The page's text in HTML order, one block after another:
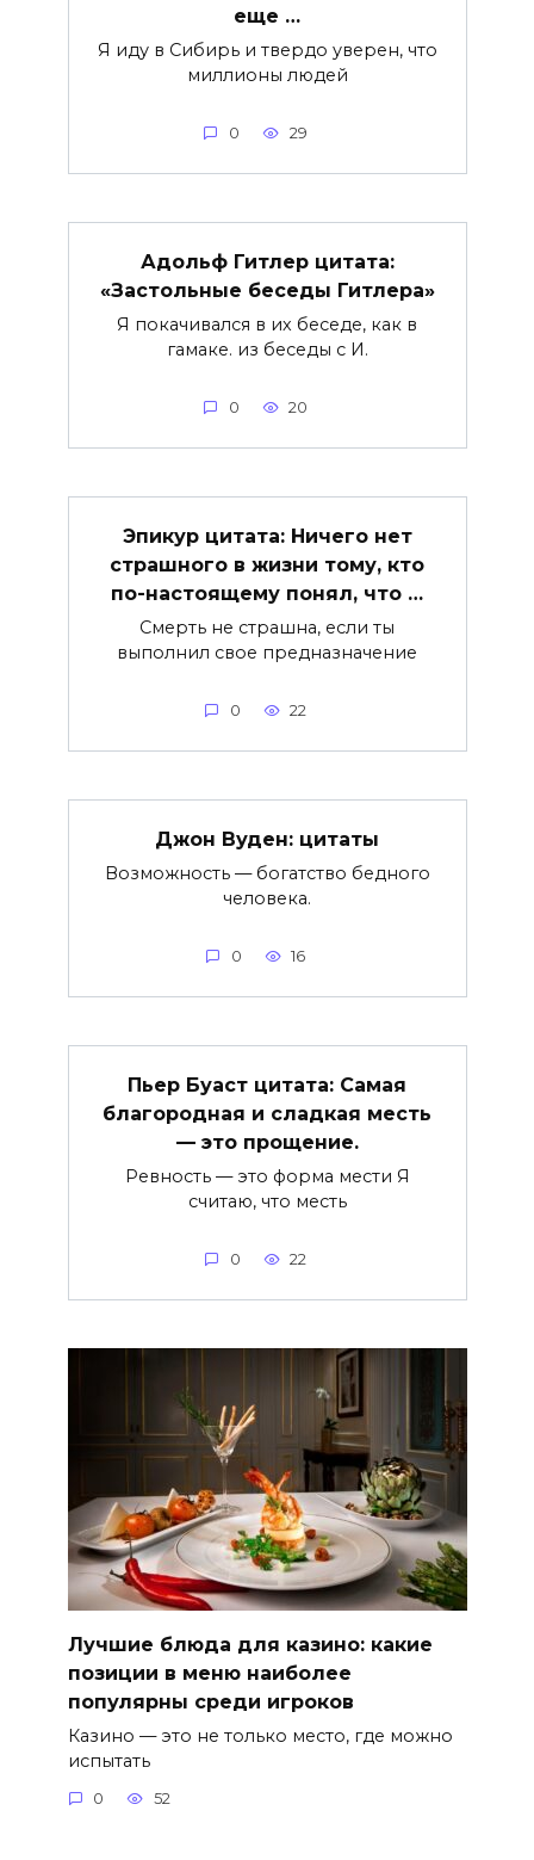
еще …
Я иду в Сибирь и твердо уверен, что
миллионы людей
0 29
Адольф Гитлер цитата:
«Застольные беседы Гитлера»
Я покачивался в их беседе, как в
гамаке. из беседы с И.
0 20
Эпикур цитата: Ничего нет
страшного в жизни тому, кто
по-настоящему понял, что …
Смерть не страшна, если ты
выполнил свое предназначение
0 22
Джон Вуден: цитаты
Возможность — богатство бедного
человека.
0 16
Пьер Буаст цитата: Самая
благородная и сладкая месть
— это прощение.
Ревность — это форма мести Я
считаю, что месть
0 22
Лучшие блюда для казино: какие
позиции в меню наиболее
популярны среди игроков
Казино — это не только место, где можно
испытать
0 52